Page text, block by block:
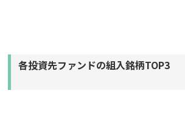
各投資先ファンドの組入銘柄TOP3